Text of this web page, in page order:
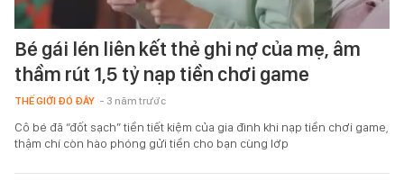
Bé gái lén liên kết thẻ ghi nợ của mẹ, âm
thầm rút 1,5 tỷ nạp tiền chơi game
THẾ GIỚI ĐÓ ĐÂY - 3 năm trước
Cô bé đã “đốt sạch” tiền tiết kiệm của gia đình khi nạp tiền chơi game,
thậm chí còn hào phóng gửi tiền cho bạn cùng lớp